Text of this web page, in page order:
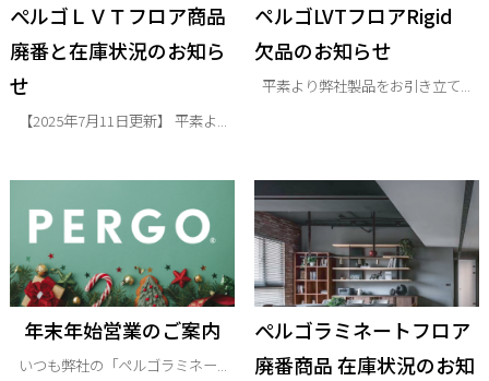
ぺルゴＬＶＴフロア商品
廃番と在庫状況のお知ら
せ
【2025年7月11日更新】 平素よ...
ペルゴLVTフロアRigid
欠品のお知らせ
平素より弊社製品をお引き立て...
年末年始営業のご案内
いつも弊社の「ペルゴラミネー...
ぺルゴラミネートフロア
廃番商品 在庫状況のお知